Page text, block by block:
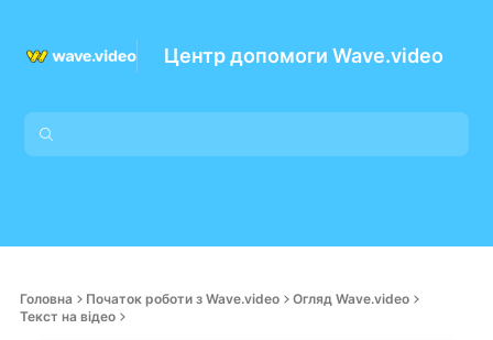
Центр допомоги Wave.video
Головна Початок роботи з Wave.video
Огляд Wave.video
Текст на відео